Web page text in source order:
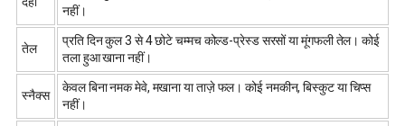
नहीं।
तेल
प्रति दिन कुल 3 से 4 छोटे चम्मच कोल्ड-प्रेस्ड सरसों या मूंगफली तेल। कोई
तला हुआ खाना नहीं।
स्नैक्स
केवल बिना नमक मेवे, मखाना या ताज़े फल। कोई नमकीन, बिस्कुट या चिप्स
नहीं।